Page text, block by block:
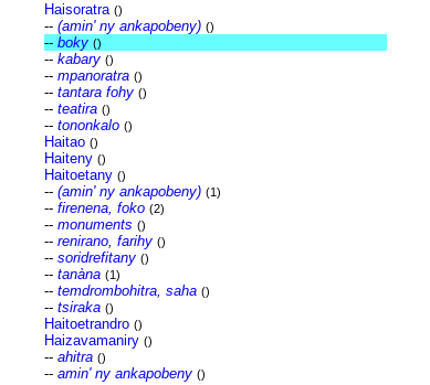
Haisoratra ()
-- (amin' ny ankapobeny) ()
-- boky ()
-- kabary ()
-- mpanoratra ()
-- tantara fohy ()
-- teatira ()
-- tononkalo ()
Haitao ()
Haiteny ()
Haitoetany ()
-- (amin' ny ankapobeny) (1)
-- firenena, foko (2)
-- monuments ()
-- renirano, farihy ()
-- soridrefitany ()
-- tanàna (1)
-- temdrombohitra, saha ()
-- tsiraka ()
Haitoetrandro ()
Haizavamaniry ()
-- ahitra ()
-- amin' ny ankapobeny ()